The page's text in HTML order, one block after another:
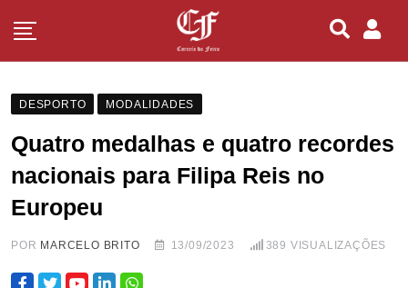
DESPORTO MODALIDADES
Quatro medalhas e quatro recordes
nacionais para Filipa Reis no
Europeu
POR MARCELO BRITO 13/09/2023 389 VISUALIZAÇÕES